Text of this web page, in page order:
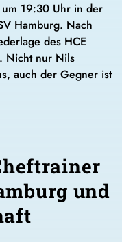
19:30 Uhr in der
Hamburg. Nach
des HCE
Nicht nur Nils
auch der Gegner ist
und